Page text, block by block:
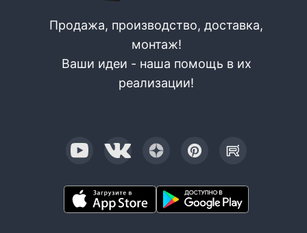
Продажа, производство, доставка,
монтаж!
Ваши идеи - наша помощь в их
реализации!